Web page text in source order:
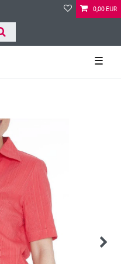
0,00 EUR
☰